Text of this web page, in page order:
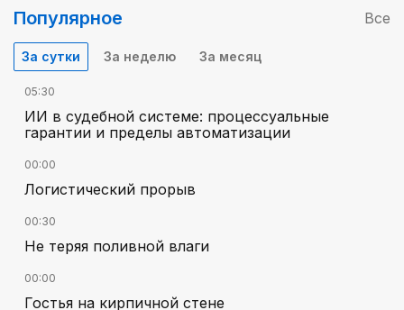
Популярное Все
За сутки За неделю За месяц
05:30
ИИ в судебной системе: процессуальные
гарантии и пределы автоматизации
00:00
Логистический прорыв
00:30
Не теряя поливной влаги
00:00
Гостья на кирпичной стене